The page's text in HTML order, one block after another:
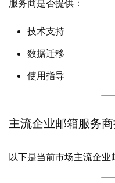
服务商是否提供：
技术支持
数据迁移
使用指导
主流企业邮箱服务
以下是当前市场主流企业